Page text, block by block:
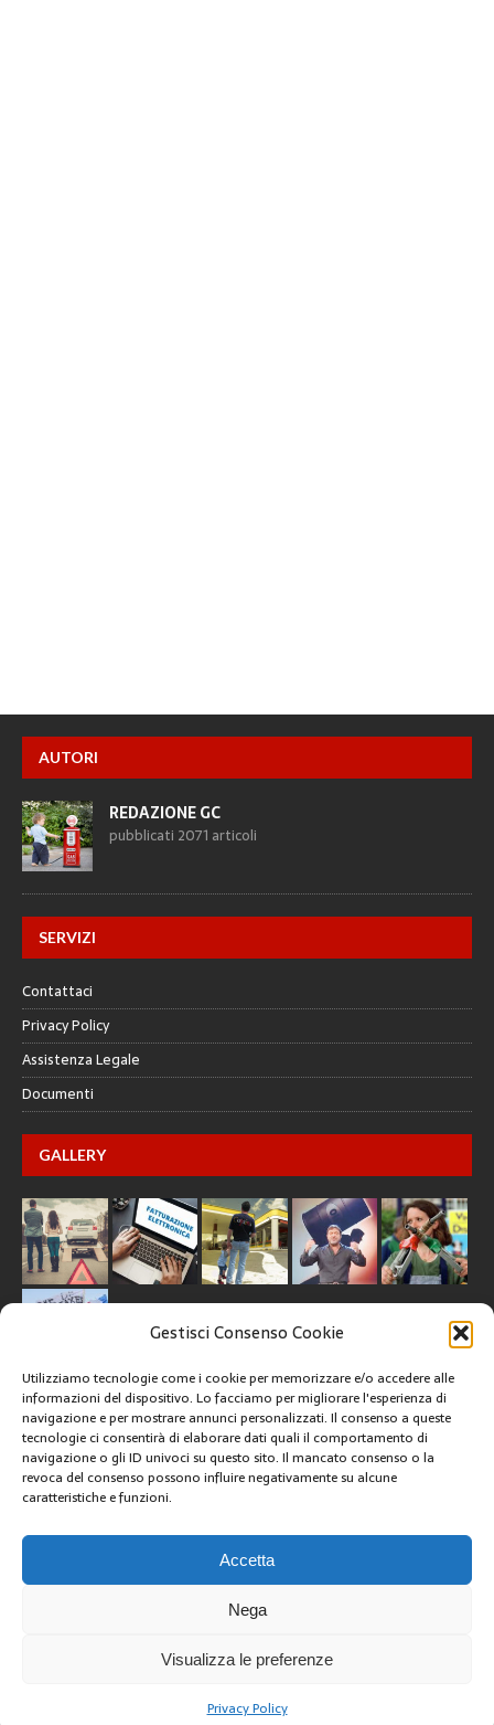
Gestisci Consenso Cookie
Utilizziamo tecnologie come i cookie per memorizzare e/o accedere alle
informazioni del dispositivo. Lo facciamo per migliorare l'esperienza di
navigazione e per mostrare annunci personalizzati. Il consenso a queste
tecnologie ci consentirà di elaborare dati quali il comportamento di
navigazione o gli ID univoci su questo sito. Il mancato consenso o la
revoca del consenso possono influire negativamente su alcune
caratteristiche e funzioni.
Accetta
Nega
Visualizza le preferenze
Privacy Policy
AUTORI
REDAZIONE GC
pubblicati 2071 articoli
SERVIZI
Contattaci
Privacy Policy
Assistenza Legale
Documenti
GALLERY
CREATIVE COMMONS
Questa opera è concessa in licenza con i termini
Copyright © 2025 | GestoriCarburanti